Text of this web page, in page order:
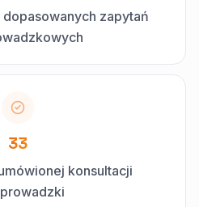
zapytań
33
konsultacji